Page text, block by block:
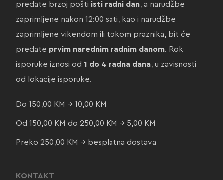
predate brzoj pošti isti radni dan, a narudžbe
zaprimljene nakon 12:00 sati, kao i narudžbe
zaprimljene vikendom ili tokom praznika, bit će
predate prvim narednim radnim danom. Rok
isporuke iznosi od 1 do 4 radna dana, u zavisnosti
od lokacije isporuke.
Do 150,00 KM → 10,00 KM
Od 150,00 KM do 250,00 KM → 5,00 KM
Preko 250,00 KM → besplatna dostava
KONTAKT